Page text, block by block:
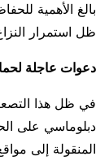
بالغ الأهمية
ظل استمرار
دعوات عاجلة
في ظل هذا
دبلوماسي على
المنقولة إلى